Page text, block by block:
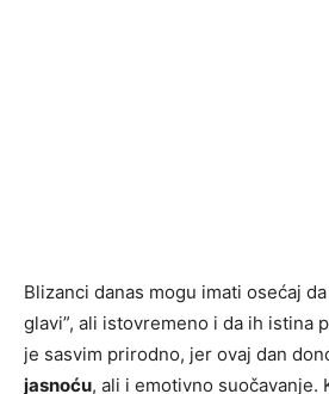
Blizanci danas mogu imati osećaj
glavi”, ali istovremeno i da ih istina
je sasvim prirodno, jer ovaj dan
jasnoću, ali i emotivno suočavanje.